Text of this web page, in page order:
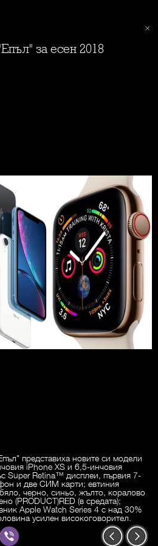
за есен 2018
представиха новите си модели
iPhone XS и 6,5-инчовия
Super Retina™ дисплеи, първия 7-
и две СИМ карти; евтиния
черно, синьо, жълто, коралово
(PRODUCT)RED (в средата);
Apple Watch Series 4 с над 30%
усилен високоговорител.